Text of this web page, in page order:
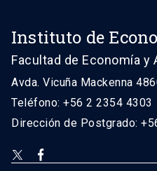
Instituto de
Facultad de Economía y
Avda. Vicuña Mackenna
Teléfono: +56 2 2354 4303
Dirección de Postgrado: